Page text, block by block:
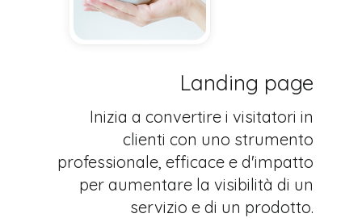
Landing page
Inizia a convertire i visitatori in
clienti con uno strumento
professionale, efficace e d'impatto
per aumentare la visibilità di un
servizio e di un prodotto.